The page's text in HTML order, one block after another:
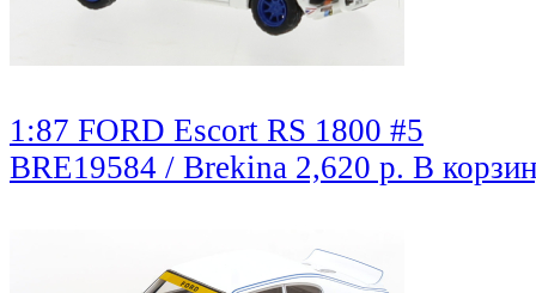
1:87 FORD Escort RS 1800 #5
BRE19584 / Brekina 2,620 р. В